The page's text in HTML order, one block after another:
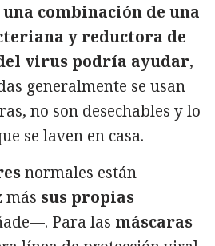
combinación de una
y reductora de
virus podría ayudar,
generalmente se usan
no son desechables y lo
se laven en casa.
normales están
más sus propias
Para las máscaras